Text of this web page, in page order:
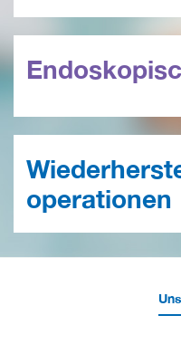
operationen